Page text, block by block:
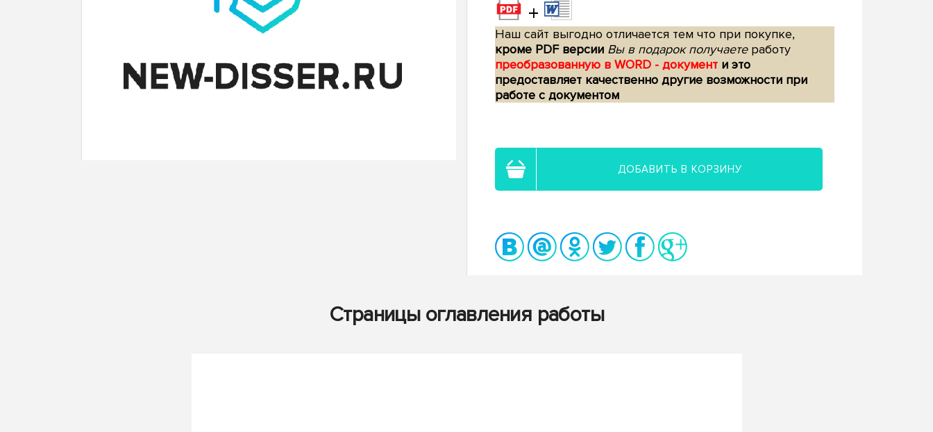
+
Наш сайт выгодно отличается тем что при покупке,
кроме PDF версии Вы в подарок получаетеработу
преобразованную в WORD - документ и это
предоставляет качественно другие возможности при
работе с документом
ДОБАВИТЬ В КОРЗИНУ
Страницы оглавления работы